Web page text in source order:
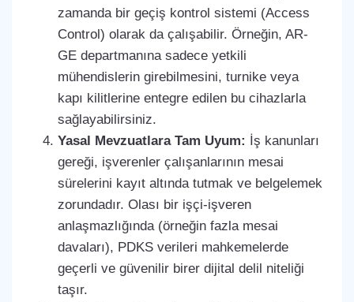
zamanda bir geçiş kontrol sistemi (Access
Control) olarak da çalışabilir. Örneğin, AR-
GE departmanına sadece yetkili
mühendislerin girebilmesini, turnike veya
kapı kilitlerine entegre edilen bu cihazlarla
sağlayabilirsiniz.
Yasal Mevzuatlara Tam Uyum: İş kanunları
gereği, işverenler çalışanlarının mesai
sürelerini kayıt altında tutmak ve belgelemek
zorundadır. Olası bir işçi-işveren
anlaşmazlığında (örneğin fazla mesai
davaları), PDKS verileri mahkemelerde
geçerli ve güvenilir birer dijital delil niteliği
taşır.